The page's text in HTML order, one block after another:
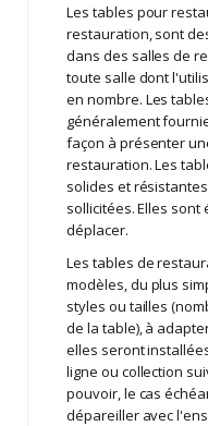
Les tables pour
restauration, sont
dans des salles de
toute salle dont
en nombre. Les
généralement
façon à présenter
restauration. Les
solides et
sollicitées. Elles
déplacer.
Les tables de
modèles, du plus
styles ou tailles
de la table), à
elles seront
ligne ou collection
pouvoir, le cas
dépareiller avec